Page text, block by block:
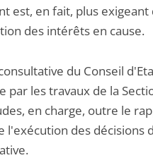
est, en fait, plus
des intérêts en cause.
du Conseil
par les travaux de la
en charge, outre le
l'exécution des décisions